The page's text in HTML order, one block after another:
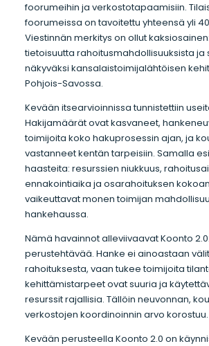
foorumeihin ja verkostotapaamisiin.
foorumeissa on tavoitettu yhteensä yli
Viestinnän merkitys on ollut
tietoisuutta rahoitusmahdollisuuksista ja
näkyväksi kansalaistoimijalähtöisen
Pohjois-Savossa.
Kevään itsearvioinnissa tunnistettiin
Hakijamäärät ovat kasvaneet,
toimijoita koko hakuprosessin ajan, ja
vastanneet kentän tarpeisiin. Samalla
haasteita: resurssien niukkuus,
ennakointiaika ja osarahoituksen
vaikeuttavat monen toimijan
hankehaussa.
Nämä havainnot alleviivaavat Koonto
perustehtävää. Hanke ei ainoastaan
rahoituksesta, vaan tukee toimijoita
kehittämistarpeet ovat suuria ja
resurssit rajallisia. Tällöin neuvonnan,
verkostojen koordinoinnin arvo korostuu.
Kevään perusteella Koonto 2.0 on